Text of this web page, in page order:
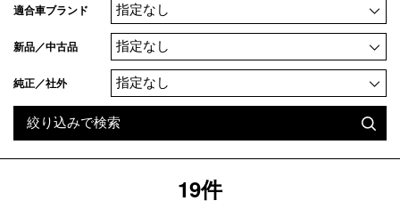
適合車ブランド
新品／中古品
純正／社外
19件